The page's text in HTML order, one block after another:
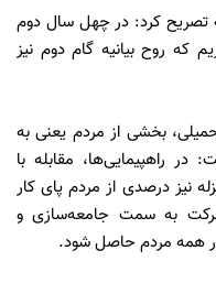
تصریح کرد: در چهل سال دوم
که روح بیانیه گام دوم نیز
بخشی از مردم یعنی به
در راهپیمایی‌ها، مقابله با
نیز درصدی از مردم پای کار
حرکت به سمت جامعه‌سازی و
همه مردم حاصل شود.